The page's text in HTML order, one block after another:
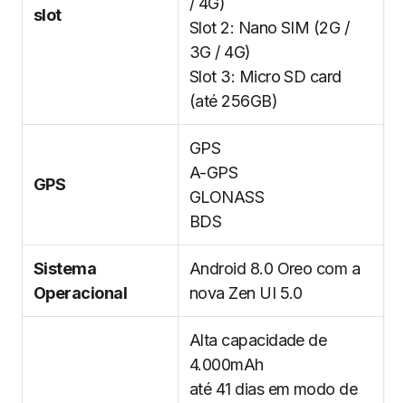
slot
Slot 2: Nano SIM (2G /
3G / 4G)
Slot 3: Micro SD card
(até 256GB)
GPS
GPS
A-GPS
GLONASS
BDS
Sistema
Operacional
Android 8.0 Oreo com a
nova Zen UI 5.0
Alta capacidade de
4.000mAh
até 41 dias em modo de